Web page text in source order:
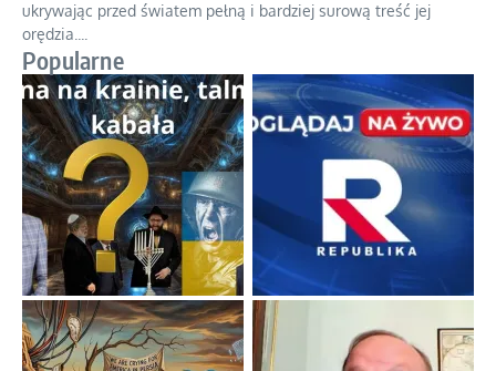
ukrywając przed światem pełną i bardziej surową treść jej
orędzia.
Popularne